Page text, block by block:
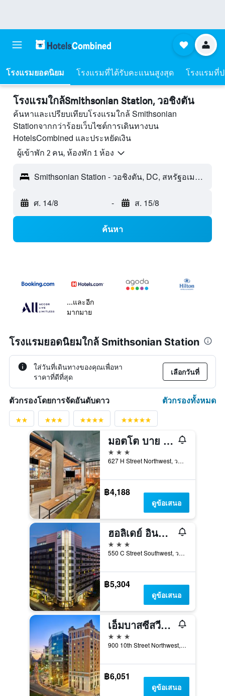
โรงแรมยอดนิยม โรงแรมที่ได้รับคะแนนสูงสุด โรงแรมที่
โรงแรมใกล้Smithsonian Station, วอชิงตัน
ค้นหาและเปรียบเทียบโรงแรมใกล้ Smithsonian
Stationจากกว่าร้อยเว็บไซต์การเดินทางบน
HotelsCombined และประหยัดเงิน
ผู้เข้าพัก 2 คน, ห้องพัก 1 ห้อง
Smithsonian Station - วอชิงตัน, DC, สหรัฐอเมริกา
ศ. 14/8 - ส. 15/8
ค้นหา
...และอีก
มากมาย
โรงแรมยอดนิยมใกล้ Smithsonian Station
ใส่วันที่เดินทางของคุณเพื่อหา
ราคาที่ดีที่สุด
เลือกวันที่
ตัวกรองโดยการจัดอันดับดาว ตัวกรองทั้งหมด
มอตโต บาย ฮิลตัน วอชิงตัน ดีซี ดาวน์ทาวน์
3 ดาว
627 H Street Northwest, วอชิงตัน, DC, สหรัฐอเมริกา
฿4,188
ดูข้อเสนอ
ฮอลิเดย์ อินน์ วอชิงตัน แคปิตอล - เนชั่นแนล มอลล์ บาย IHG
3 ดาว
550 C Street Southwest, วอชิงตัน, DC, สหรัฐอเมริกา
฿5,304
ดูข้อเสนอ
เอ็มบาสซีสวีทส์ บายฮิลตัน วอชิงตันดีซี – ศูนย์การประชุม
3 ดาว
900 10th Street Northwest, วอชิงตัน, DC, สหรัฐอเมริกา
฿6,051
ดูข้อเสนอ